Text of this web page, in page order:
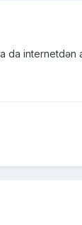
da internetdən